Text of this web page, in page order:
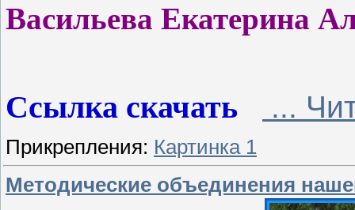
Васильева Екатерина
Ссылка скачать ...
Прикрепления: Картинка 1
Методические объединения